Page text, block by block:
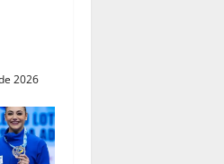
2026